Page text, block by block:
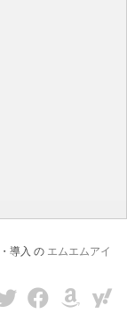
導入 の エムエムアイ